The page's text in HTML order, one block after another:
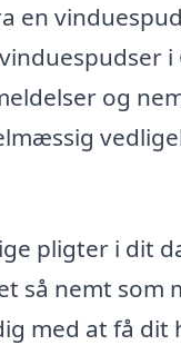
en
i
og
pligter i dit
så nemt
med at få dit